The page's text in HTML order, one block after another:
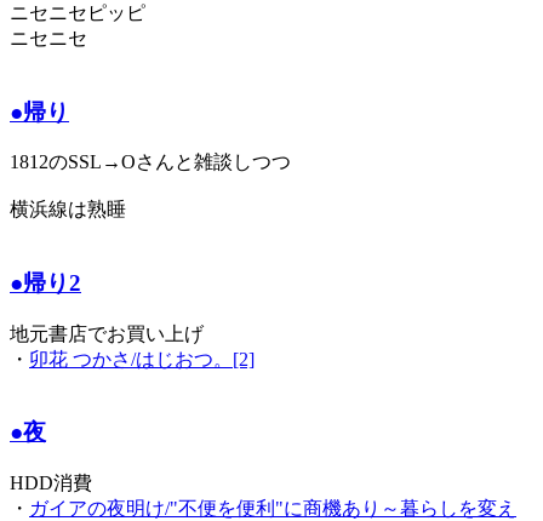
ニセニセピッピ
ニセニセ
●帰り
1812のSSL→Oさんと雑談しつつ
横浜線は熟睡
●帰り2
地元書店でお買い上げ
・ 卯花 つかさ/はじおつ。[2]
●夜
HDD消費
・ ガイアの夜明け/"不便を便利"に商機あり～暮らしを変え